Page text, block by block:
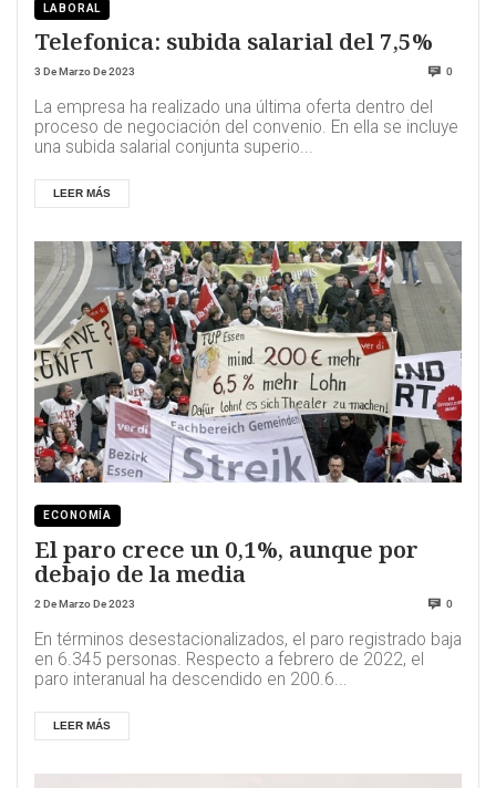
LABORAL
Telefonica: subida salarial del 7,5%
3 De Marzo De 2023 0
La empresa ha realizado una última oferta dentro del
proceso de negociación del convenio. En ella se incluye
una subida salarial conjunta superio...
LEER MÁS
ECONOMÍA
El paro crece un 0,1%, aunque por
debajo de la media
2 De Marzo De 2023 0
En términos desestacionalizados, el paro registrado baja
en 6.345 personas. Respecto a febrero de 2022, el
paro interanual ha descendido en 200.6...
LEER MÁS